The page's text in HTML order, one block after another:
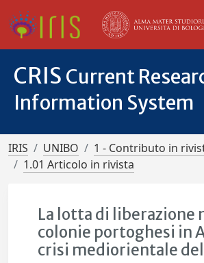
CRIS Current
Information System
IRIS UNIBO
1 - Contributo in
1.01 Articolo in rivista
La lotta di liberazione
colonie portoghesi in
crisi mediorientale